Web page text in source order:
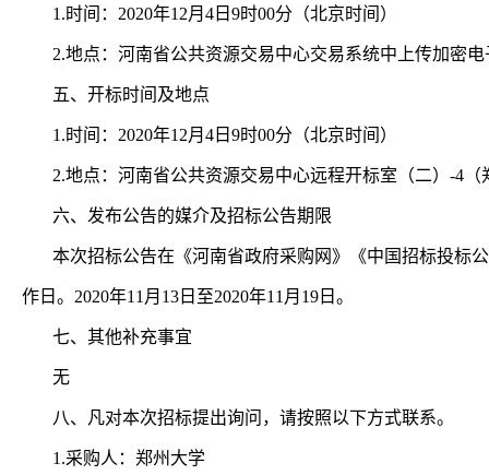
1.时间：2020年12月4日9时00分（北京时间）
2.地点：河南省公共资源交易中心交易系统中上传加密
五、开标时间及地点
1.时间：2020年12月4日9时00分（北京时间）
2.地点：河南省公共资源交易中心远程开标室（二） -4
六、发布公告的媒介及招标公告期限
本次招标公告在《河南省政府采购网》《中国招标投标
作日。 2020年11 月 13 日至2020年11 月 19 日。
七、其他补充事宜
无
八、凡对本次招标提出询问，请按照以下方式联系。
1.采购人：郑州大学